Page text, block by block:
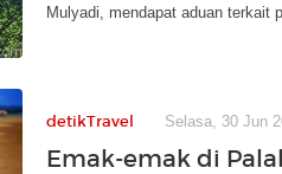
Mulyadi, mendapat aduan terkait
detikTravel Selasa, 30 Jun
Emak-emak di